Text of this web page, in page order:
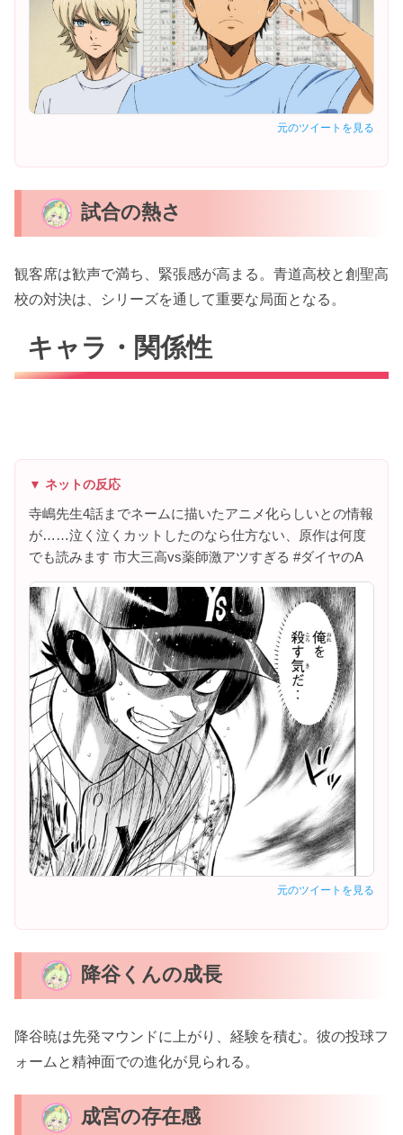
元のツイートを見る
試合の熱さ
観客席は歓声で満ち、緊張感が高まる。青道高校と創聖高
校の対決は、シリーズを通して重要な局面となる。
キャラ・関係性
▼ ネットの反応
寺嶋先生4話までネームに描いたアニメ化らしいとの情報
が……泣く泣くカットしたのなら仕方ない、原作は何度
でも読みます 市大三高vs薬師激アツすぎる #ダイヤのA
元のツイートを見る
降谷くんの成長
降谷暁は先発マウンドに上がり、経験を積む。彼の投球フ
ォームと精神面での進化が見られる。
成宮の存在感